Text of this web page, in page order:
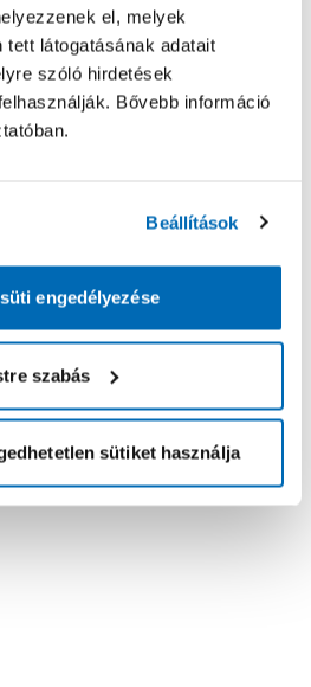
el, melyek
látogatásának adatait
szóló hirdetések
Bővebb információ
Beállítások
engedélyezése
szabás
sütiket használja